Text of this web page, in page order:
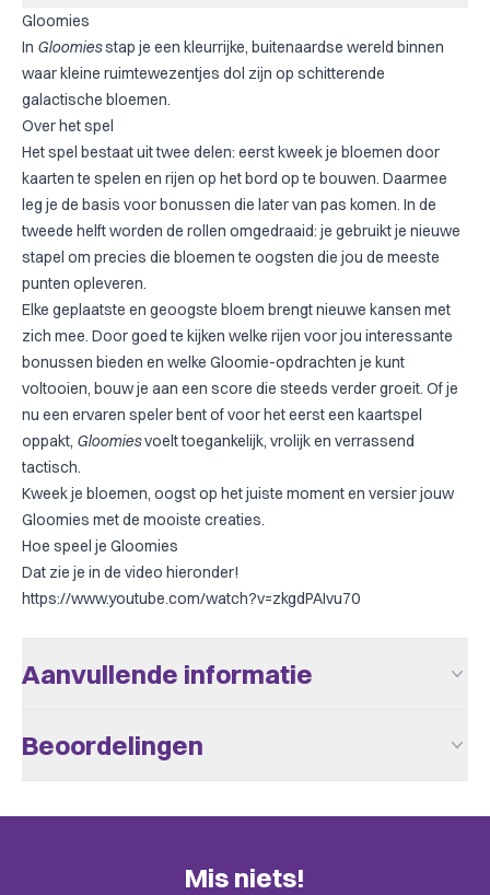
Gloomies
In Gloomiesstap je een kleurrijke, buitenaardse wereld binnen
waar kleine ruimtewezentjes dol zijn op schitterende
galactische bloemen.
Over het spel
Het spel bestaat uit twee delen: eerst kweek je bloemen door
kaarten te spelen en rijen op het bord op te bouwen. Daarmee
leg je de basis voor bonussen die later van pas komen. In de
tweede helft worden de rollen omgedraaid: je gebruikt je nieuwe
stapel om precies die bloemen te oogsten die jou de meeste
punten opleveren.
Elke geplaatste en geoogste bloem brengt nieuwe kansen met
zich mee. Door goed te kijken welke rijen voor jou interessante
bonussen bieden en welke Gloomie-opdrachten je kunt
voltooien, bouw je aan een score die steeds verder groeit. Of je
nu een ervaren speler bent of voor het eerst een kaartspel
oppakt, Gloomiesvoelt toegankelijk, vrolijk en verrassend
tactisch.
Kweek je bloemen, oogst op het juiste moment en versier jouw
Gloomies met de mooiste creaties.
Hoe speel je Gloomies
Dat zie je in de video hieronder!
https://www.youtube.com/watch?v=zkgdPAIvu70
Aanvullende informatie
Beoordelingen
plaatsen. Check de uitnodiging in je mail.
Mis niets!